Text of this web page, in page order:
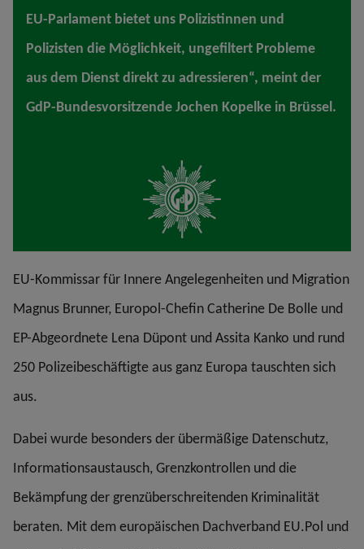
EU-Parlament bietet uns Polizistinnen und
Polizisten die Möglichkeit, ungefiltert Probleme
aus dem Dienst direkt zu adressieren“, meint der
GdP-Bundesvorsitzende Jochen Kopelke in Brüssel.
EU-Kommissar für Innere Angelegenheiten und Migration
Magnus Brunner, Europol-Chefin Catherine De Bolle und
EP-Abgeordnete Lena Düpont und Assita Kanko und rund
250 Polizeibeschäftigte aus ganz Europa tauschten sich
aus.
Dabei wurde besonders der übermäßige Datenschutz,
Informationsaustausch, Grenzkontrollen und die
Bekämpfung der grenzüberschreitenden Kriminalität
beraten. Mit dem europäischen Dachverband EU.Pol und